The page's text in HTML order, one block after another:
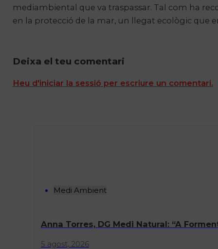
mediambiental que va traspassar. Tal com ha
en la protecció de la mar, un llegat ecològic que
Deixa el teu comentari
Heu d'iniciar la sessió per escriure un comentari.
Medi Ambient
Anna Torres, DG Medi Natural: “A
5 agost, 2026